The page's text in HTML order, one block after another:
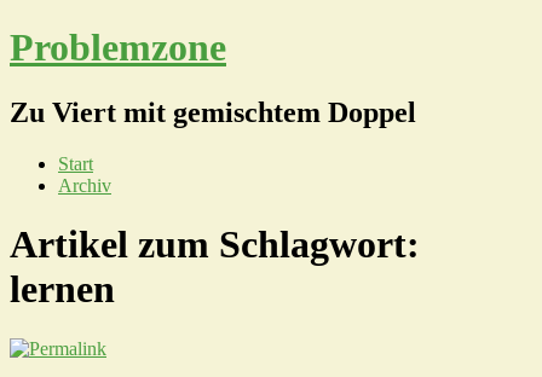
Problemzone
Zu Viert mit gemischtem Doppel
Start
Archiv
Artikel zum Schlagwort:
lernen